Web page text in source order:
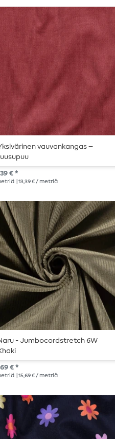
vauvankangas –
€ *
| 13,39 € / metriä
- Jumbocordstretch 6W
€ *
| 15,69 € / metriä